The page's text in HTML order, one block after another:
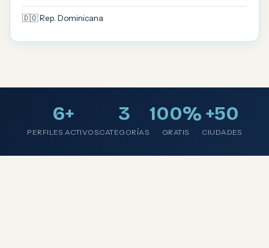
🇩🇴 Rep. Dominicana
6+
PERFILES ACTIVOS
3
CATEGORÍAS
100%
GRATIS
+50
CIUDADES